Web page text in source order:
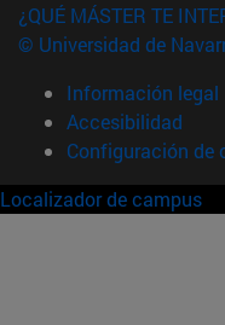
¿QUÉ MÁSTER TE
© Universidad de
Información legal
Accesibilidad
Configuración de
Localizador de campus